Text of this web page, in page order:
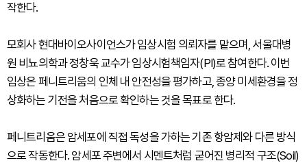
작한다.
모회사 현대바이오사이언스가 임상시험 의뢰자를 맡으며, 서울대병
원 비뇨의학과 정창욱 교수가 임상시험책임자(PI)로 참여한다. 이번
임상은 페니트리움의 인체 내 안전성을 평가하고, 종양 미세환경을 정
상화하는 기전을 처음으로 확인하는 것을 목표로 한다.
페니트리움은 암세포에 직접 독성을 가하는 기존 항암제와 다른 방식
으로 작동한다. 암세포 주변에서 시멘트처럼 굳어진 병리적 구조(Soil)